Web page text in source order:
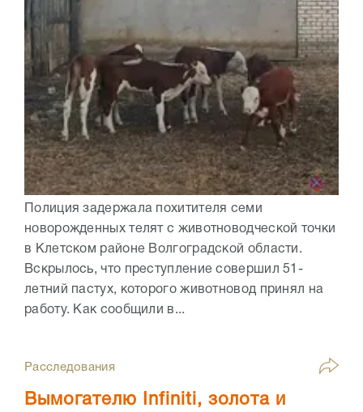
Полиция задержала похитителя семи
новорожденных телят с животноводческой точки
в Клетском районе Волгоградской области.
Вскрылось, что преступление совершил 51-
летний пастух, которого животновод принял на
работу. Как сообщили в...
Расследования
Вымогателю Infiniti, золота и